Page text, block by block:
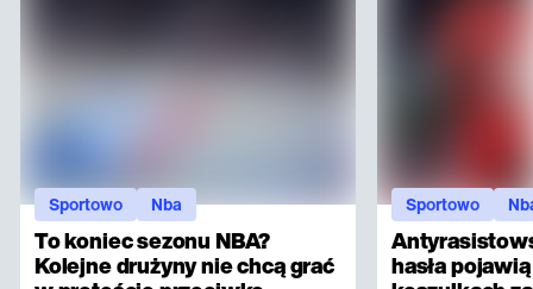
To koniec sezonu NBA?
Kolejne drużyny nie chcą grać
Sportowo Nba
hasła
Sportowo